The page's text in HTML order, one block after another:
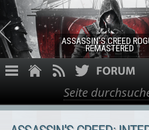
Direkt zum Inhalt
ASSASSIN'S CREED
REMASTERED
Suchformular
Suche